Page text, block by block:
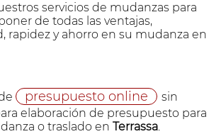
servicios de mudanzas para
de todas las ventajas,
rapidez y ahorro en su mudanza en
presupuesto online
sin
elaboración de presupuesto para
o traslado en Terrassa.